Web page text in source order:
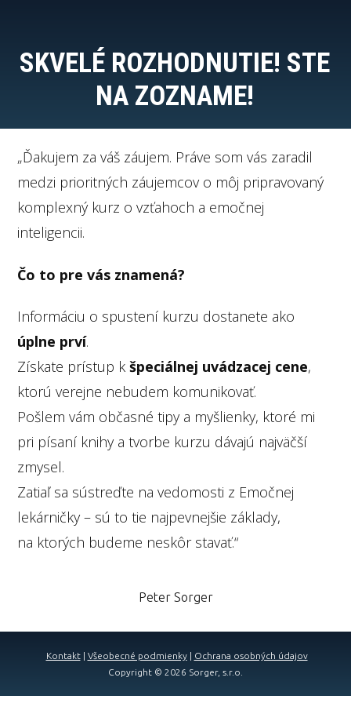
SKVELÉ ROZHODNUTIE! STE
NA ZOZNAME!
„Ďakujem za váš záujem. Práve som vás zaradil
medzi prioritných záujemcov o môj pripravovaný
komplexný kurz o vzťahoch a emočnej
inteligencii.
Čo to pre vás znamená?
Informáciu o spustení kurzu dostanete ako
úplne prví.
Získate prístup kšpeciálnej uvádzacej cene,
ktorú verejne nebudem komunikovať.
Pošlem vám občasné tipy a myšlienky, ktoré mi
pri písaní knihy a tvorbe kurzu dávajú najväčší
zmysel.
Zatiaľ sa sústreďte na vedomosti z Emočnej
lekárničky – sú to tie najpevnejšie základy,
na ktorých budeme neskôr stavať.“
Peter Sorger
Kontakt| Všeobecné podmienky|
Ochrana osobných údajov
Copyright © 2026 Sorger, s.r.o.